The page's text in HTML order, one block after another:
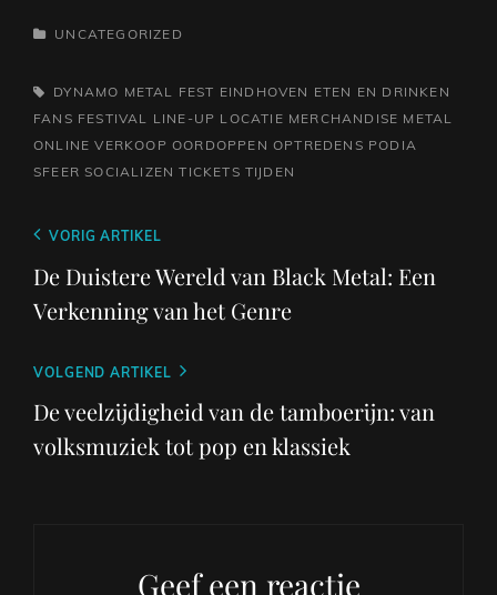
CATEGORIEËN
UNCATEGORIZED
TAGS,DYNAMO METAL FEST EINDHOVEN ETEN EN DRINKEN
FANS FESTIVAL LINE-UP LOCATIE MERCHANDISE METAL
ONLINE VERKOOP OORDOPPEN OPTREDENS PODIA
SFEER SOCIALIZEN TICKETS TIJDEN
Berichtnavigatie
Vorig
bericht
VORIG ARTIKEL
De Duistere Wereld van Black Metal: Een
Verkenning van het Genre
Volgend
bericht
VOLGEND ARTIKEL
De veelzijdigheid van de tamboerijn: van
volksmuziek tot pop en klassiek
Geef een reactie